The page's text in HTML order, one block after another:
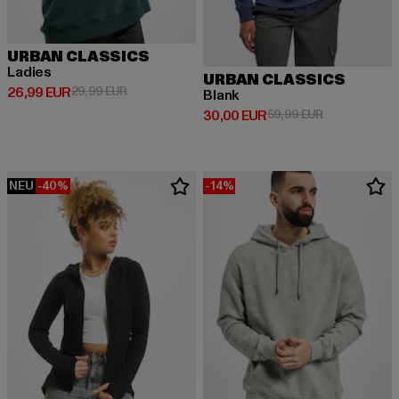
URBAN CLASSICS
Ladies
26,99 EUR
Derzeitiger Preis: 26,99 EUR
29,99 EURAktionspreis: 29,99 EUR
URBAN CLASSICS
Blank
30,00 EUR
Derzeitiger Preis: 30,00 EUR
59,99 EURAktionspreis:
NEU -40% -14%